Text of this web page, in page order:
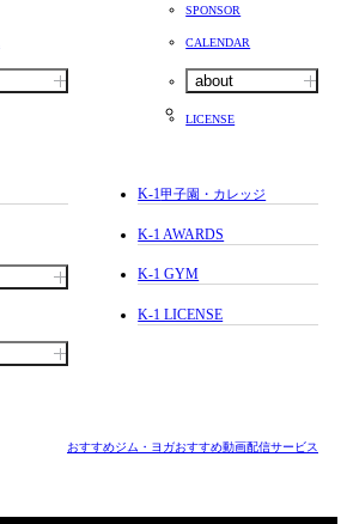
SPONSOR
CALENDAR
about
LICENSE
K-1甲子園・カレッジ
K-1 AWARDS
K-1 GYM
K-1 LICENSE
おすすめジム・ヨガおすすめ動画配信サービス